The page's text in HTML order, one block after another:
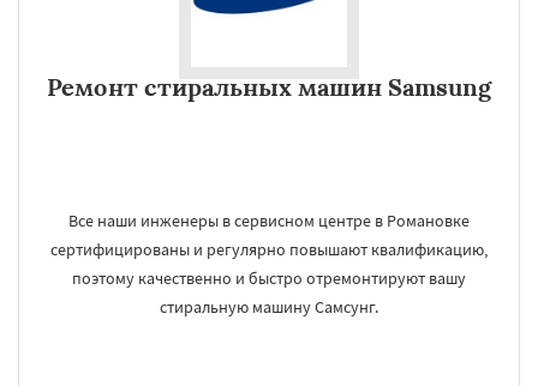
Ремонт стиральных машин Samsung
Все наши инженеры в сервисном центре в Романовке
сертифицированы и регулярно повышают квалификацию,
поэтому качественно и быстро отремонтируют вашу
стиральную машину Самсунг.